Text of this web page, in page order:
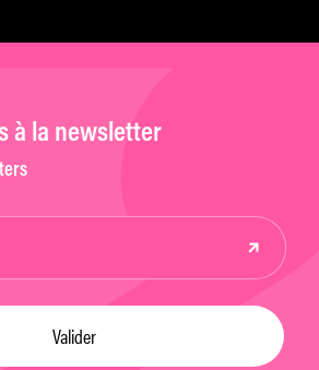
à la newsletter